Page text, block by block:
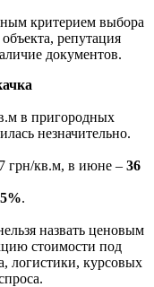
критерием выбора
репутация
документов.
в пригородных
незначительно.
грн/кв.м, в июне – 36
.
назвать ценовым
стоимости под
логистики, курсовых